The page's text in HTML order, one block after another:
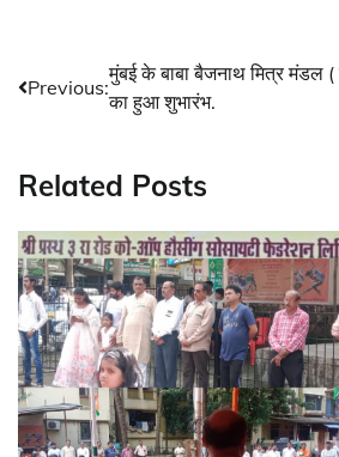
Post
navigation
Previous:
मुंबई के बाबा बैजनाथ मित्र मंडल
का हुआ शुभारंभ.
Related Posts